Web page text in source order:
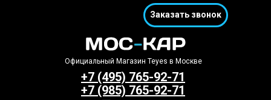
+7 (495) 765-92-71
+7 (985) 765-92-71
Заказать звонок
Официальный Магазин Teyes в Москве